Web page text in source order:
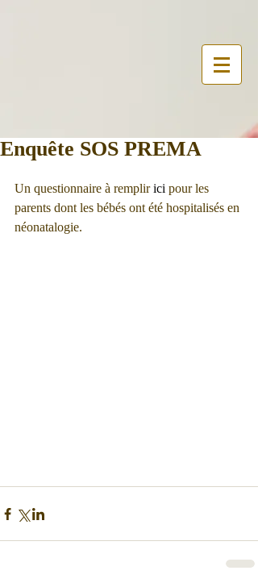
Enquête SOS PREMA
Un questionnaire à remplir ici pour les
parents dont les bébés ont été hospitalisés en
néonatalogie.